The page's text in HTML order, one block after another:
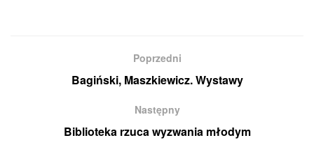
Poprzedni
Bagiński, Maszkiewicz. Wystawy
Następny
Biblioteka rzuca wyzwania młodym